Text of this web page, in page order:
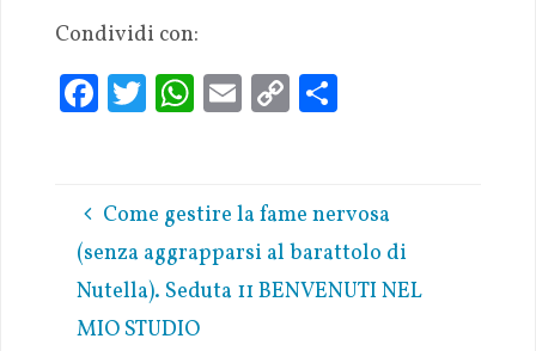
Condividi con:
Fa
oo
k
T
te
r
W
s
A
p
p
E
l
C
y
Li
n
S
e
Come gestire la fame nervosa
(senza aggrapparsi al barattolo di
Nutella). Seduta 11 BENVENUTI NEL
MIO STUDIO